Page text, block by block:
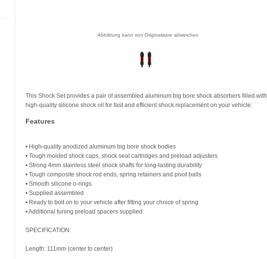
Abbildung kann von Originalware abweichen
This Shock Set provides a pair of assembled aluminum big bore shock absorbers filled with
high-quality silicone shock oil for fast and efficient shock replacement on your vehicle.
Features
• High-quality anodized aluminum big bore shock bodies
• Tough molded shock caps, shock seal cartridges and preload adjusters
• Strong 4mm stainless steel shock shafts for long-lasting durability
• Tough composite shock rod ends, spring retainers and pivot balls
• Smooth silicone o-rings
• Supplied assembled
• Ready to bolt on to your vehicle after fitting your choice of spring
• Additional tuning preload spacers supplied
SPECIFICATION:
Length: 111mm (center to center)